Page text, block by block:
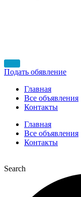
Подать обявление
Главная
Все объявления
Контакты
Главная
Все объявления
Контакты
Search